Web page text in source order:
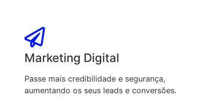
Marketing Digital
Passe mais credibilidade e segurança,
aumentando os seus leads e conversões.